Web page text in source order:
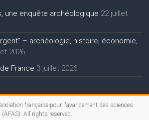
une enquête archéologique 22 juillet
– archéologie, histoire, économie,
2026
France 3 juillet 2026
française pour l'avancement des sciences
(AFAS). All rights reserved.